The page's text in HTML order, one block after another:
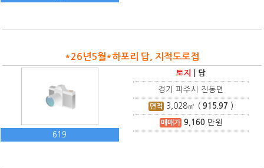
*26년5월*하포리 답, 지적도로접
619
토지 답
경기 파주시 진동면
면적 3,028㎡ (915.97 )
매매가 9,160만원